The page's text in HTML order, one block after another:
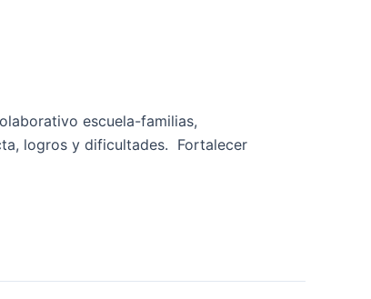
escuela-familias,
logros y dificultades. Fortalecer